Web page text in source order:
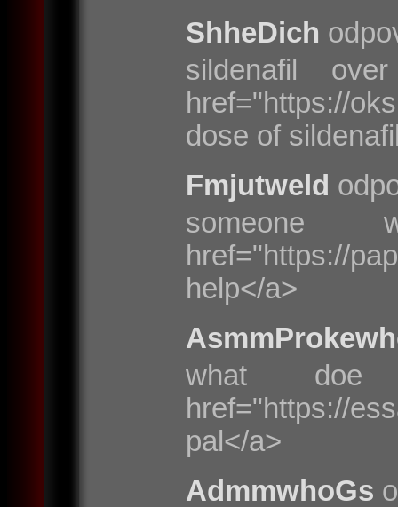
ShheDich
sildenafil
href="https://
dose of
Fmjutweld
href="https://
help</a>
what
href="https://
pal</a>
AdmmwhoGs